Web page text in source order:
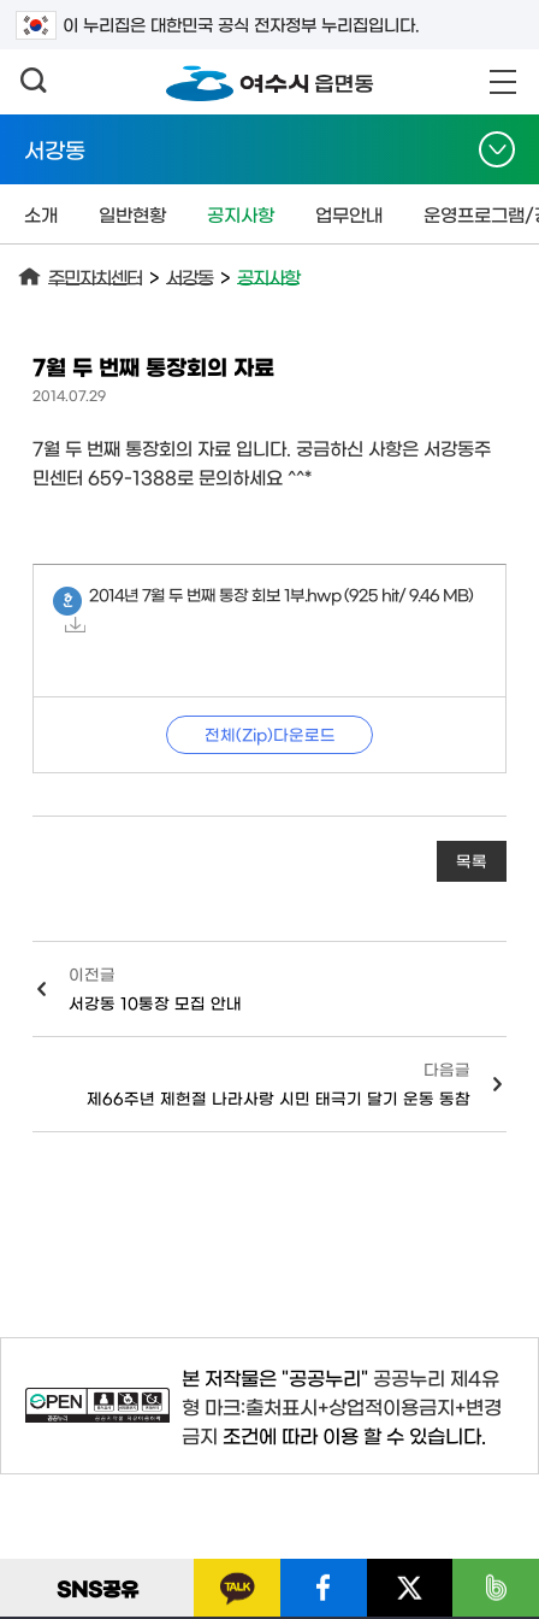
이 누리집은 대한민국 공식 전자정부 누리집입니다.
검색어를 입력하세요
서강동
소개 일반현황 공지사항 업무안내 운영프로그램/
주민자치센터 > 서강동 > 공지사항
7월 두 번째 통장회의 자료
2014.07.29
7월 두 번째 통장회의 자료 입니다. 궁금하신 사항은 서강동주
민센터 659-1388로 문의하세요 ^^*
2014년 7월 두 번째 통장 회보 1부.hwp (925 hit/ 9.46 MB)
전체(Zip)다운로드
목록
이전글
서강동 10통장 모집 안내
다음글
제66주년 제헌절 나라사랑 시민 태극기 달기 운동 동참
본 저작물은 "공공누리" 공공누리 제4유
형 마크:출처표시+상업적이용금지+변경
금지 조건에 따라 이용 할 수 있습니다.
SNS공유